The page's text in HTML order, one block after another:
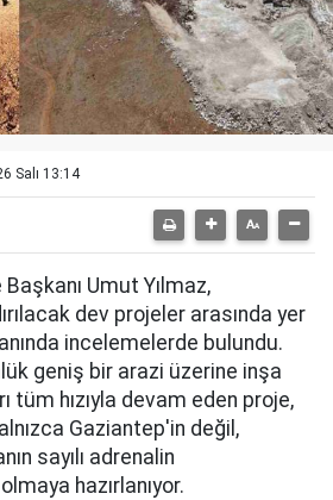
Salı 13:14
Umut Yılmaz,
dev projeler arasında yer
incelemelerde bulundu.
geniş bir arazi üzerine inşa
tüm hızıyla devam eden proje,
Gaziantep'in değil,
sayılı adrenalin
hazırlanıyor.